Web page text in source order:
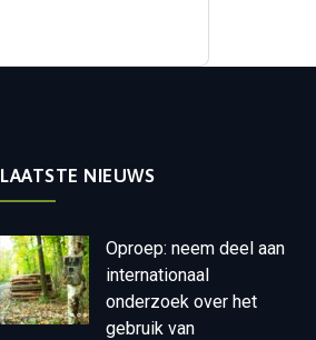
LAATSTE NIEUWS
Oproep: neem deel aan
internationaal
onderzoek over het
gebruik van